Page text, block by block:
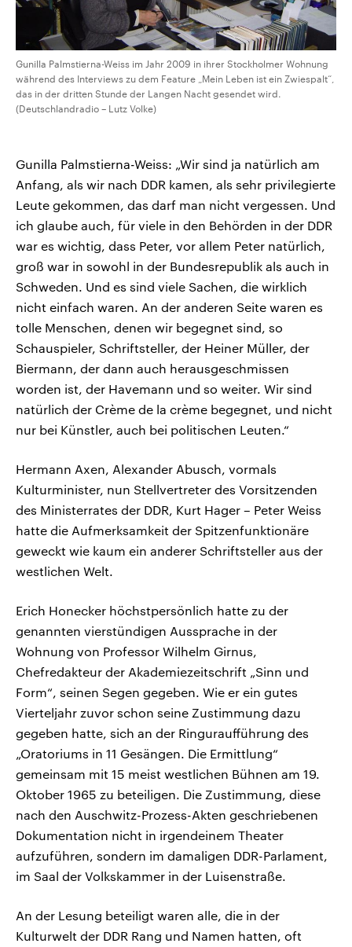
Gunilla Palmstierna-Weiss im Jahr 2009 in ihrer Stockholmer Wohnung
während des Interviews zu dem Feature „Mein Leben ist ein Zwiespalt“,
das in der dritten Stunde der Langen Nacht gesendet wird.
(Deutschlandradio – Lutz Volke)
Gunilla Palmstierna-Weiss: „Wir sind ja natürlich am
Anfang, als wir nach DDR kamen, als sehr privilegierte
Leute gekommen, das darf man nicht vergessen. Und
ich glaube auch, für viele in den Behörden in der DDR
war es wichtig, dass Peter, vor allem Peter natürlich,
groß war in sowohl in der Bundesrepublik als auch in
Schweden. Und es sind viele Sachen, die wirklich
nicht einfach waren. An der anderen Seite waren es
tolle Menschen, denen wir begegnet sind, so
Schauspieler, Schriftsteller, der Heiner Müller, der
Biermann, der dann auch herausgeschmissen
worden ist, der Havemann und so weiter. Wir sind
natürlich der Crème de la crème begegnet, und nicht
nur bei Künstler, auch bei politischen Leuten.“
Hermann Axen, Alexander Abusch, vormals
Kulturminister, nun Stellvertreter des Vorsitzenden
des Ministerrates der DDR, Kurt Hager – Peter Weiss
hatte die Aufmerksamkeit der Spitzenfunktionäre
geweckt wie kaum ein anderer Schriftsteller aus der
westlichen Welt.
Erich Honecker höchstpersönlich hatte zu der
genannten vierstündigen Aussprache in der
Wohnung von Professor Wilhelm Girnus,
Chefredakteur der Akademiezeitschrift „Sinn und
Form“, seinen Segen gegeben. Wie er ein gutes
Vierteljahr zuvor schon seine Zustimmung dazu
gegeben hatte, sich an der Ringuraufführung des
„Oratoriums in 11 Gesängen. Die Ermittlung“
gemeinsam mit 15 meist westlichen Bühnen am 19.
Oktober 1965 zu beteiligen. Die Zustimmung, diese
nach den Auschwitz-Prozess-Akten geschriebenen
Dokumentation nicht in irgendeinem Theater
aufzuführen, sondern im damaligen DDR-Parlament,
im Saal der Volkskammer in der Luisenstraße.
An der Lesung beteiligt waren alle, die in der
Kulturwelt der DDR Rang und Namen hatten, oft